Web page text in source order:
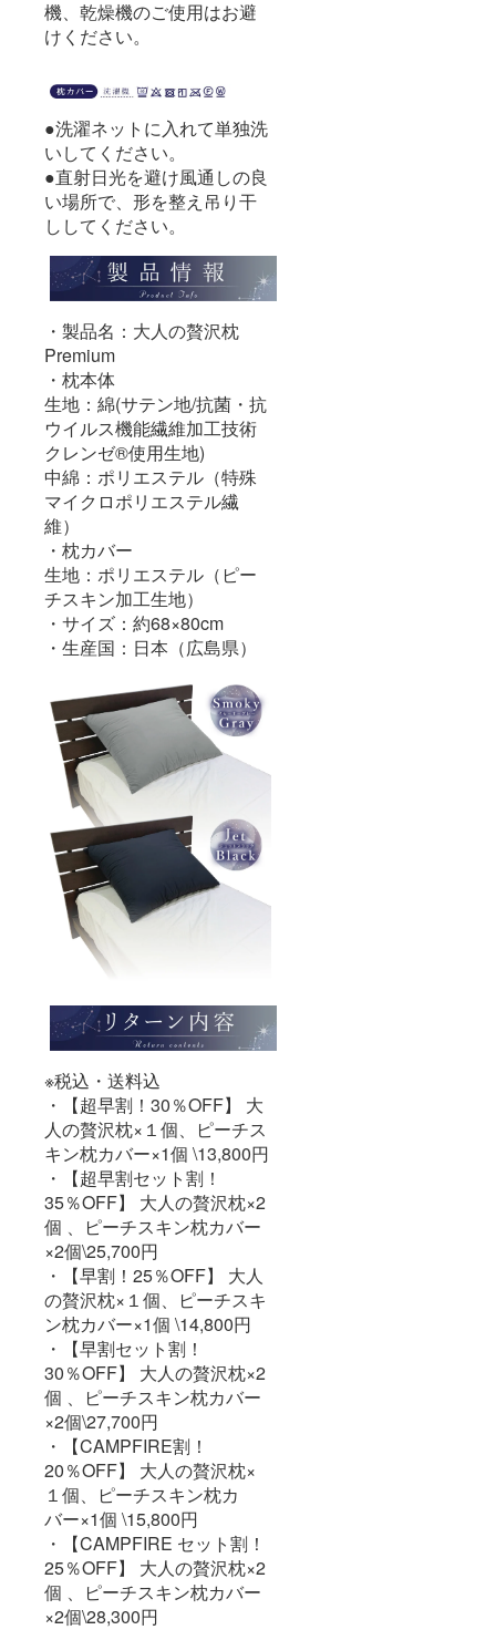
機、乾燥機のご使用はお避
けください。
●洗濯ネットに入れて単独洗
いしてください。
●直射日光を避け風通しの良
い場所で、形を整え吊り干
ししてください。
・製品名：大人の贅沢枕
Premium
・枕本体
生地：綿(サテン地/抗菌・抗
ウイルス機能繊維加工技術
クレンゼ®使用生地)
中綿：ポリエステル（特殊
マイクロポリエステル繊
維）
・枕カバー
生地：ポリエステル（ピー
チスキン加工生地）
・サイズ：約68×80cm
・生産国：日本（広島県）
※税込・送料込
・【超早割！30％OFF】 大
人の贅沢枕×１個、ピーチス
キン枕カバー×1個 \13,800円
・【超早割セット割！
35％OFF】 大人の贅沢枕×2
個 、ピーチスキン枕カバー
×2個\25,700円
・【早割！25％OFF】 大人
の贅沢枕×１個、ピーチスキ
ン枕カバー×1個 \14,800円
・【早割セット割！
30％OFF】 大人の贅沢枕×2
個 、ピーチスキン枕カバー
×2個\27,700円
・【CAMPFIRE割！
20％OFF】 大人の贅沢枕×
１個、ピーチスキン枕カ
バー×1個 \15,800円
・【CAMPFIRE セット割！
25％OFF】 大人の贅沢枕×2
個 、ピーチスキン枕カバー
×2個\28,300円